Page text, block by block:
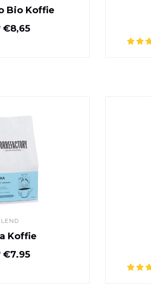
Bio Koffie
Normale prijs
€8,65
Koffie
Normale prijs
€7.95